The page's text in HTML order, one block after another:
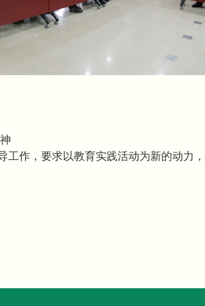
工作，要求以教育实践活动为新的动力